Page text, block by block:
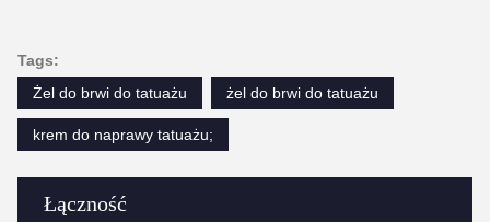
Łączność
Tags:
Żel do brwi do tatuażu
żel do brwi do tatuażu
krem ​​do naprawy tatuażu;